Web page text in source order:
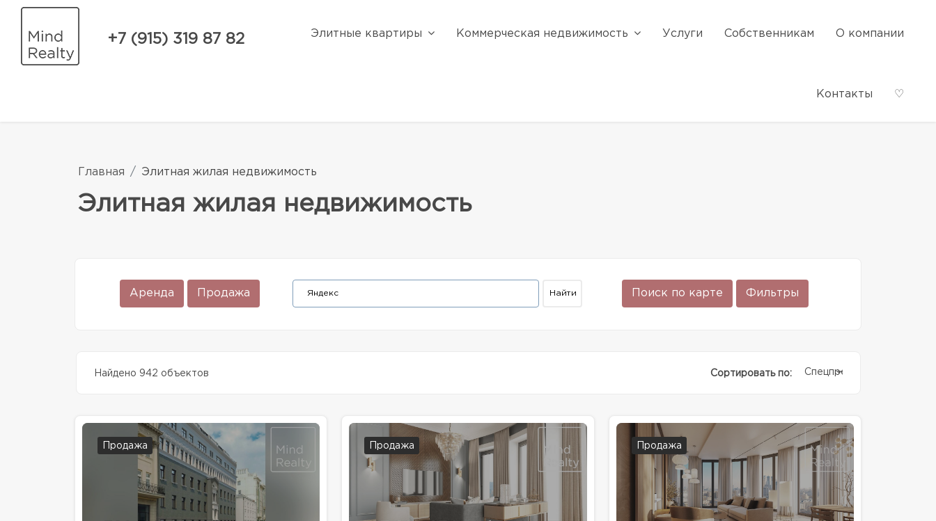
+7 (915) 319 87 82 Элитные квартиры Коммерческая недвижимость Услуги Собственникам О компании
Контакты ♡
Главная Элитная жилая недвижимость
Элитная жилая недвижимость
Аренда Продажа Поиск по карте Фильтры
Найдено 942 объектов Сортировать по: Спецпредолжение
Продажа Продажа Продажа